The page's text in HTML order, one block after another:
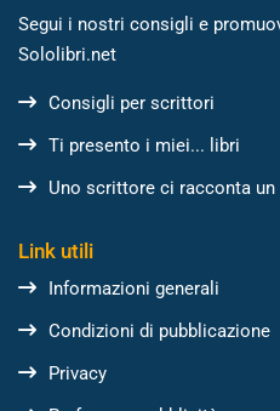
Segui i nostri consigli e
Sololibri.net
Consigli per scrittori
Ti presento i miei... libri
Uno scrittore ci racconta un
Link utili
Informazioni generali
Condizioni di pubblicazione
Privacy